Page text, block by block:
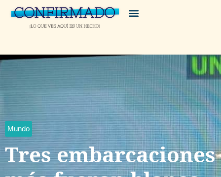
Mundo
Tres embarcaciones